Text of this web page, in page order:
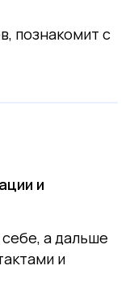
познакомит с
и
а дальше
и